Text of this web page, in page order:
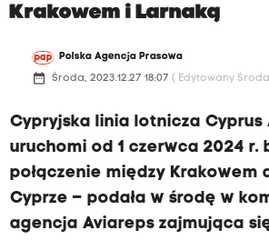
Krakowem i Larnaką
Polska Agencja Prasowa
date_range Środa, 2023.12.27 18:07 ( Edytowany Środa,
Cypryjska linia lotnicza Cyprus
uruchomi od 1 czerwca 2024 r.
połączenie między Krakowem
Cyprze – podała w środę w
agencja Aviareps zajmująca